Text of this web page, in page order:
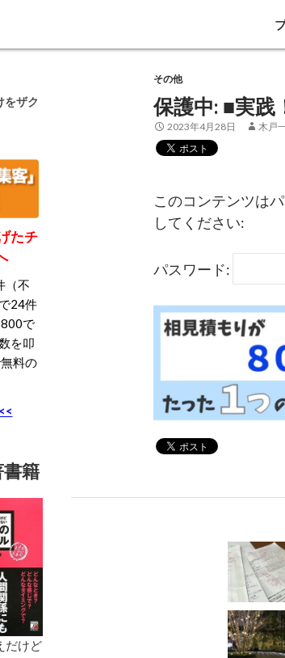
その他
保護中: ■実
2023年4月28日 木戸
このコンテンツは
してください:
パスワード:
をザク
たチ
（不
24件
で
を叩
料の
籍
だけど